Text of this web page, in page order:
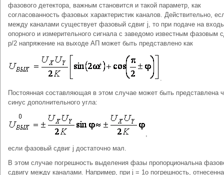
фазового детектора, важным становится и такой параметр, как
согласованность фазовых характеристик каналов. Действительно,
между каналами существует фазовый сдвиг j, то при подаче на
опорного и измерительного сигнала с заведомо известным фазовым
p/2 напряжение на выходе АП может быть представлено как
.
Постоянная составляющая в этом случае может быть представлена
синус дополнительного угла:
,
если фазовый сдвиг j достаточно мал.
В этом случае погрешность выделения фазы пропорциональна
сдвигу между каналами. Например, при j = 1о погрешность,